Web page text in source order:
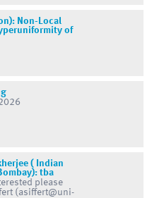
Non-Local
of
( Indian
tba
please
(asiffert@uni-